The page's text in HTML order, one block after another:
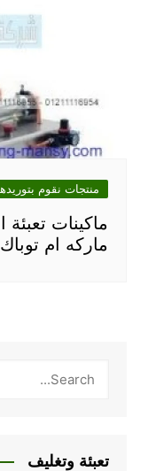
منتجات نقوم
ماكينات
ماركه ام توباك
تعبئة وتغليف